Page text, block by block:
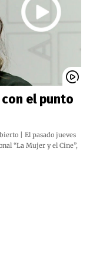
el punto
| El pasado jueves
“La Mujer y el Cine”,